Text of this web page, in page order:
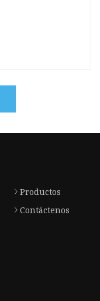
Productos
Contáctenos